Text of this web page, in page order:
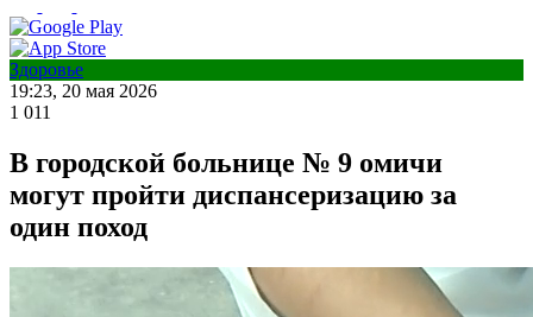
Здоровье
19:23, 20 мая 2026
1 011
В городской больнице № 9 омичи
могут пройти диспансеризацию за
один поход